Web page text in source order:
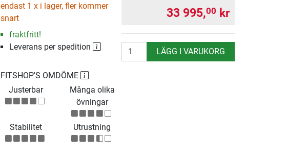
endast 1 x i lager, fler kommer
snart
fraktfritt!
Leverans per spedition
33 995,00 kr
antal LÄGG I VARUKORG
FITSHOP'S OMDÖME
Justerbar
Många olika
övningar
Stabilitet Utrustning